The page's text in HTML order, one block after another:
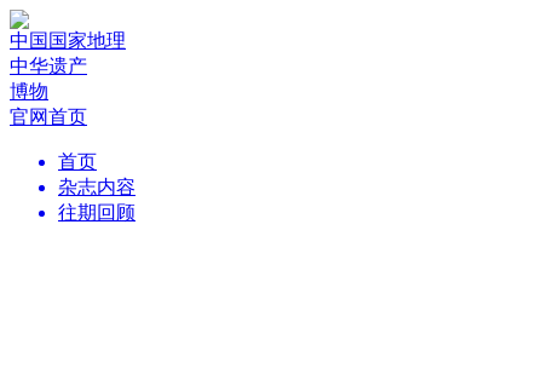
中国国家地理
中华遗产
博物
官网首页
首页
杂志内容
往期回顾